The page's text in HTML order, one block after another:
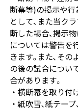
断幕等)の掲示や
として､また当ク
断した場合､掲示
については警告を
きます｡また､その
の後の試合につい
合があります｡
・横断幕を取り付
・紙吹雪､紙テー